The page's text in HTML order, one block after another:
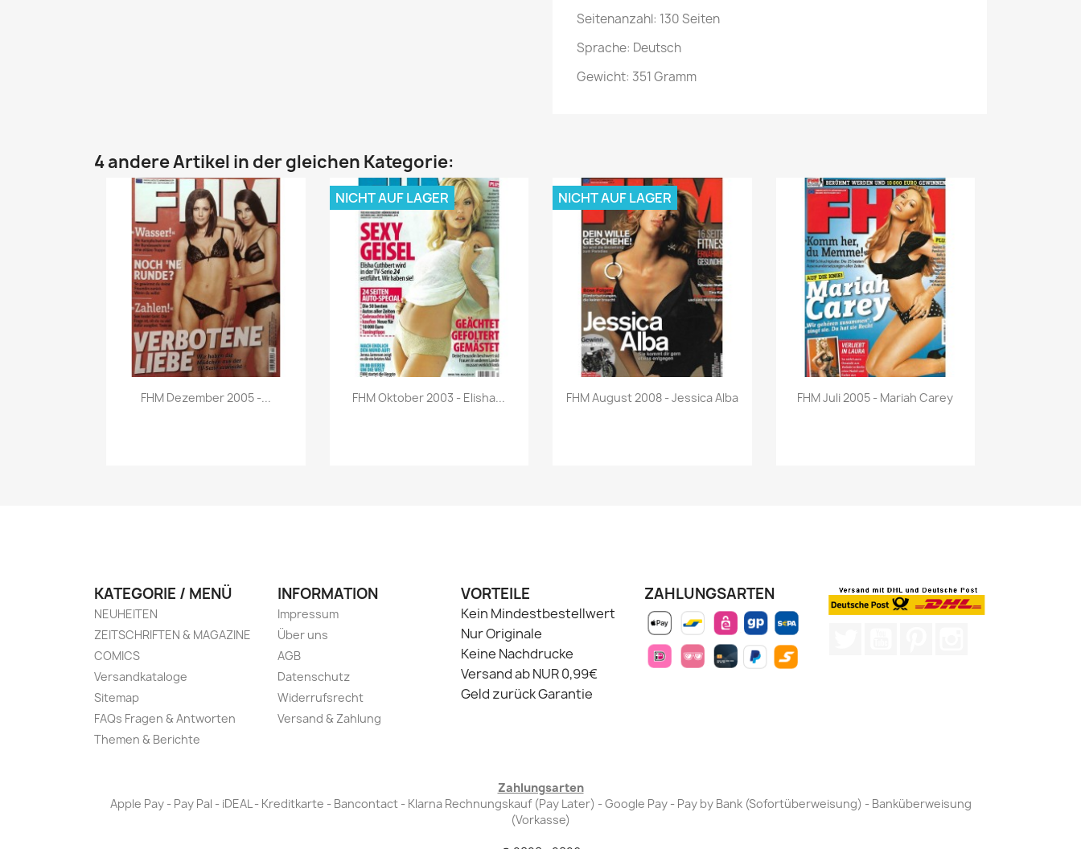
Seitenanzahl: 130 Seiten
Sprache: Deutsch
Gewicht: 351 Gramm
4 andere Artikel in der gleichen Kategorie:
Vorschau
FHM Dezember 2005 -... Vorschau
FHM Oktober 2003 - Elisha...
NICHT AUF LAGER
Vorschau
FHM August 2008 - Jessica Alba
NICHT AUF LAGER
Vorschau
FHM Juli 2005 - Mariah Carey
KATEGORIE / MENÜ
NEUHEITEN
ZEITSCHRIFTEN & MAGAZINE
COMICS
Versandkataloge
Sitemap
FAQs Fragen & Antworten
Themen & Berichte
INFORMATION
Impressum
Über uns
AGB
Datenschutz
Widerrufsrecht
Versand & Zahlung
VORTEILE
Kein Mindestbestellwert
Nur Originale
Keine Nachdrucke
Versand ab NUR 0,99€
Geld zurück Garantie
ZAHLUNGSARTEN
Zahlungsarten
Apple Pay - Pay Pal - iDEAL - Kreditkarte - Bancontact - Klarna Rechnungskauf (Pay Later) - Google Pay - Pay by Bank (Sofortüberweisung) - Banküberweisung
(Vorkasse)